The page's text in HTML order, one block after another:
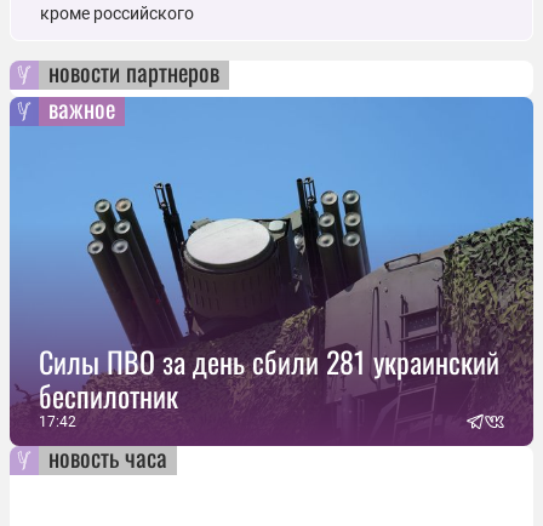
кроме российского
новости партнеров
важное
Силы ПВО за день сбили 281 украинский
беспилотник
17:42
новость часа